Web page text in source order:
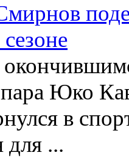
Юко
в
для ...